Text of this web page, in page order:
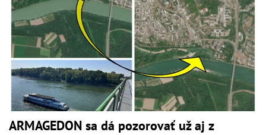
ARMAGEDON sa dá pozorovať už aj z